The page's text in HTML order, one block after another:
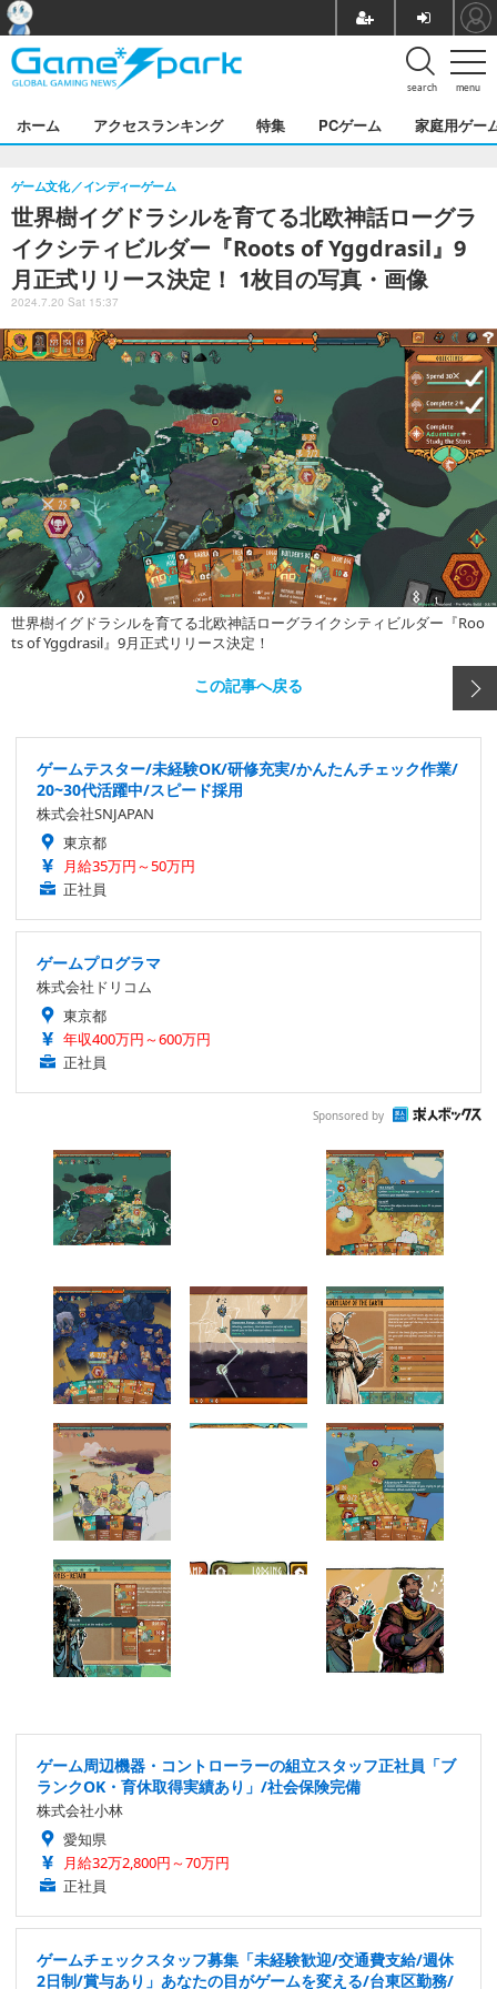
menu
search
ホーム アクセスランキング 特集 PCゲーム 家庭用ゲー
世界樹イグドラシルを育てる北欧神話ローグラ
イクシティビルダー『Roots of Yggdrasil』9
月正式リリース決定！ 1枚目の写真・画像
ゲーム文化 インディーゲーム
2024.7.20 Sat 15:37
世界樹イグドラシルを育てる北欧神話ローグライクシティビルダー『Roo
ts of Yggdrasil』9月正式リリース決定！
この記事へ戻る
ゲームテスター/未経験OK/研修充実/かんたんチェック作業/
20~30代活躍中/スピード採用
株式会社SNJAPAN
東京都
月給35万円～50万円
正社員
ゲームプログラマ
株式会社ドリコム
東京都
年収400万円～600万円
正社員
Sponsored by
ゲーム周辺機器・コントローラーの組立スタッフ正社員「ブ
ランクOK・育休取得実績あり」/社会保険完備
株式会社小林
愛知県
月給32万2,800円～70万円
正社員
ゲームチェックスタッフ募集「未経験歓迎/交通費支給/週休
2日制/賞与あり」あなたの目がゲームを変える/台東区勤務/